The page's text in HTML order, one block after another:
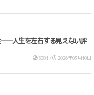
——人生を左右する見えない評
5381 / 2026年03月10日